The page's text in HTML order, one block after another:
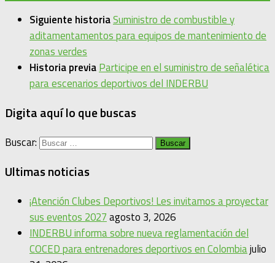
Siguiente historiaSuministro de combustible y
aditamentamentos para equipos de mantenimiento de
zonas verdes
Historia previaParticipe en el suministro de señalética
para escenarios deportivos del INDERBU
Digita aquí lo que buscas
Buscar:
Ultimas noticias
¡Atención Clubes Deportivos! Les invitamos a proyectar
sus eventos 2027agosto 3, 2026
INDERBU informa sobre nueva reglamentación del
COCED para entrenadores deportivos en Colombiajulio